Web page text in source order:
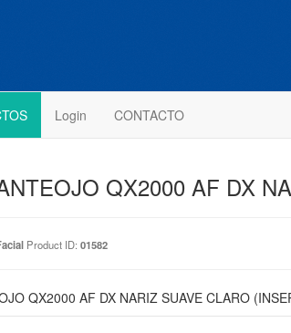
Login CONTACTO
QX2000 AF DX
Product ID: 01582
QX2000 AF DX NARIZ SUAVE CLARO